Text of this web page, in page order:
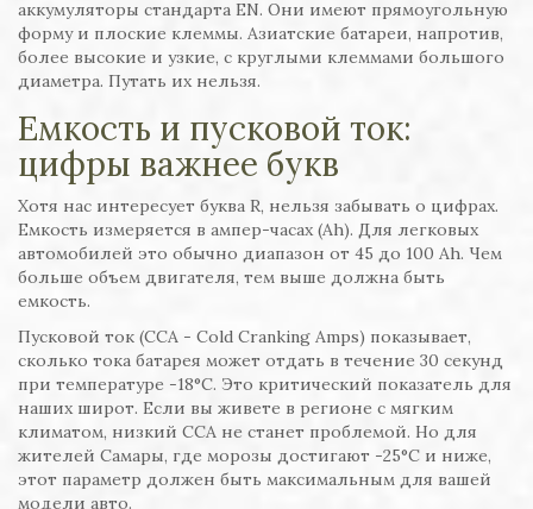
аккумуляторы стандарта EN. Они имеют прямоугольную
форму и плоские клеммы. Азиатские батареи, напротив,
более высокие и узкие, с круглыми клеммами большого
диаметра. Путать их нельзя.
Емкость и пусковой ток:
цифры важнее букв
Хотя нас интересует буква R, нельзя забывать о цифрах.
Емкость измеряется в ампер-часах (Ah). Для легковых
автомобилей это обычно диапазон от 45 до 100 Ah. Чем
больше объем двигателя, тем выше должна быть
емкость.
Пусковой ток (CCA - Cold Cranking Amps) показывает,
сколько тока батарея может отдать в течение 30 секунд
при температуре -18°C. Это критический показатель для
наших широт. Если вы живете в регионе с мягким
климатом, низкий CCA не станет проблемой. Но для
жителей Самары, где морозы достигают -25°C и ниже,
этот параметр должен быть максимальным для вашей
модели авто.